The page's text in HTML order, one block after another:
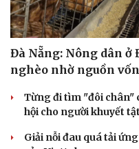
Đà Nẵng: Nông dân ở
nghèo nhờ nguồn
Từng đi tìm "đôi chân"
hội cho người khuyết tật
Giải nỗi đau quá tải